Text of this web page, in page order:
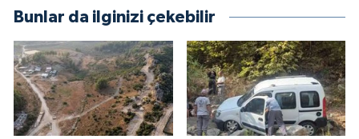
Bunlar da ilginizi çekebilir